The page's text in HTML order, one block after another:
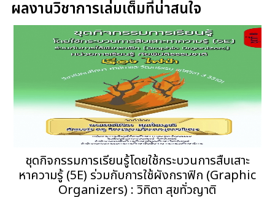
ผลงานวิชาการเล่มเต็มที่น่าสนใจ
ชุดกิจกรรมการเรียนรู้โดยใช้กระบวนการสืบเสาะ
หาความรู้ (5E) ร่วมกับการใช้ผังกราฟิก (Graphic
Organizers) : วิทิตา สุขทั่วญาติ